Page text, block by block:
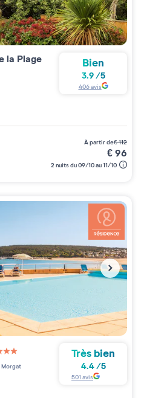
la Plage Bien
3.9/5
406avis
à partir de€112
€96
2 nuits du 09/10 au 11/10
étoiles sur 5
Très bien
4.4/5
501 avis